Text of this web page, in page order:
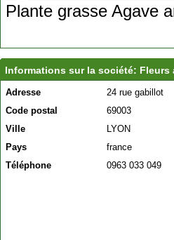
Plante grasse Agave
Informations sur la société:
Adresse
24 rue gabillot
Code postal
69003
Ville
LYON
Pays
france
Téléphone
0963 033 049